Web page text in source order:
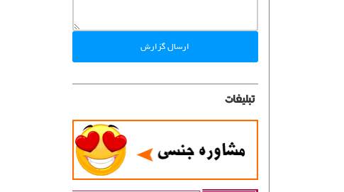
ارسال گزارش
تبلیغات